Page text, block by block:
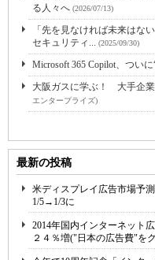
る人々へ (2026/07/13)
「先を見なければ未来は
セキュリティ... (2025/09/30)
Microsoft 365 Copilot、つい
大阪ガスに学ぶ！ 大手企
エンタープライズ)
最新の投稿
米ディスプレイ広告市場予測
1/5→1/3に
2014年国内インターネット
２４％増("日本の広告費"を